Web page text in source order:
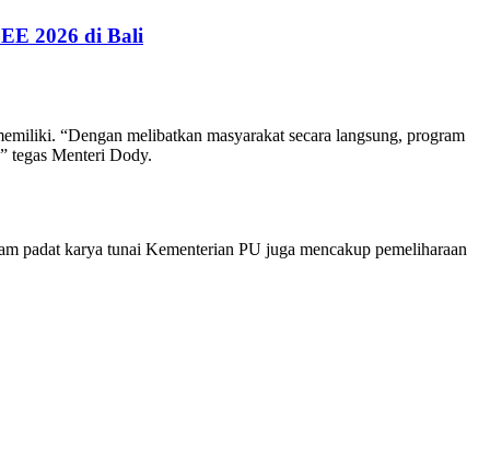
2026 di Bali
“Dengan melibatkan masyarakat secara langsung, program
tegas Menteri Dody.
padat karya tunai Kementerian PU juga mencakup pemeliharaan